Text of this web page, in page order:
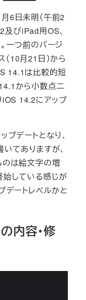
6日未明（午前2
及びiPad用OS、
一つ前のバージ
10月21日）から
14.1は比較的短
から小数点二
iOS 14.2にアップ
デートとなり、
てありますが、
のは絵文字の増
している感じが
デートレベルかと
内容・修